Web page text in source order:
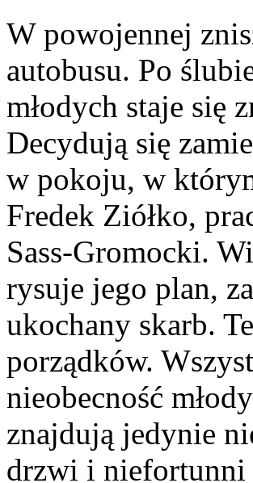
W powojennej
autobusu. Po
młodych staje się
Decydują się
w pokoju, w
Fredek Ziółko,
Sass-Gromocki.
rysuje jego plan,
ukochany skarb.
porządków.
nieobecność
znajdują jedynie
drzwi i niefortunni